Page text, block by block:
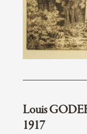
Louis
1917